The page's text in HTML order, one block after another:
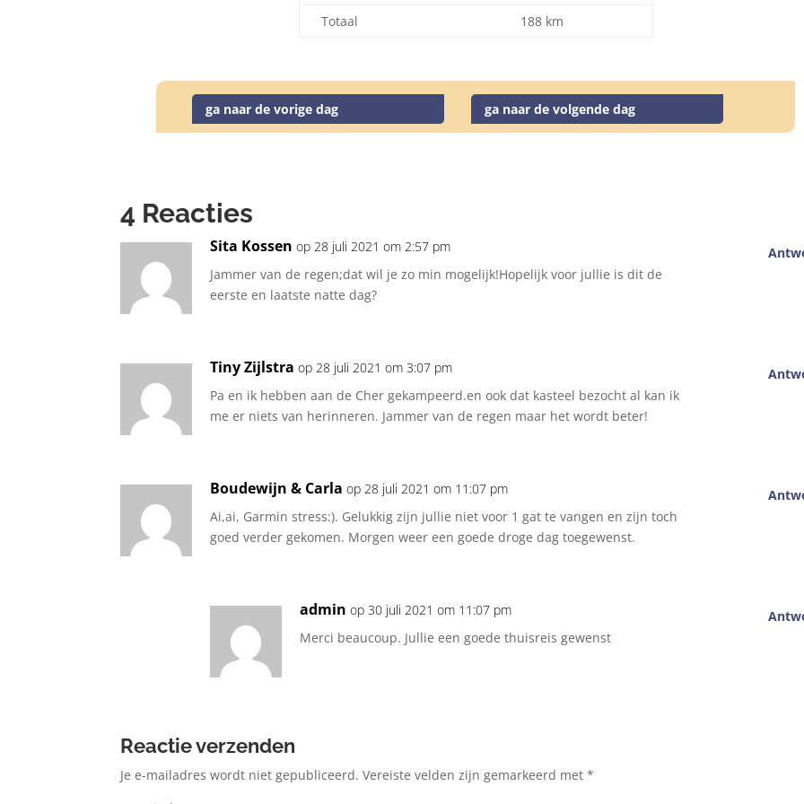
Totaal
188 km
ga naar de vorige dag ga naar de volgende dag
4 Reacties
Sita Kossen op 28 juli 2021 om 2:57 pm
Jammer van de regen;dat wil je zo min mogelijk!Hopelijk voor jullie is dit de
eerste en laatste natte dag?
Tiny Zijlstra op 28 juli 2021 om 3:07 pm
Pa en ik hebben aan de Cher gekampeerd.en ook dat kasteel bezocht al kan ik
me er niets van herinneren. Jammer van de regen maar het wordt beter!
Boudewijn & Carla op 28 juli 2021 om 11:07 pm
Ai,ai, Garmin stress:). Gelukkig zijn jullie niet voor 1 gat te vangen en zijn toch
goed verder gekomen. Morgen weer een goede droge dag toegewenst.
admin op 30 juli 2021 om 11:07 pm
Merci beaucoup. Jullie een goede thuisreis gewenst
Reactie verzenden
Je e-mailadres wordt niet gepubliceerd. Vereiste velden zijn gemarkeerd met*